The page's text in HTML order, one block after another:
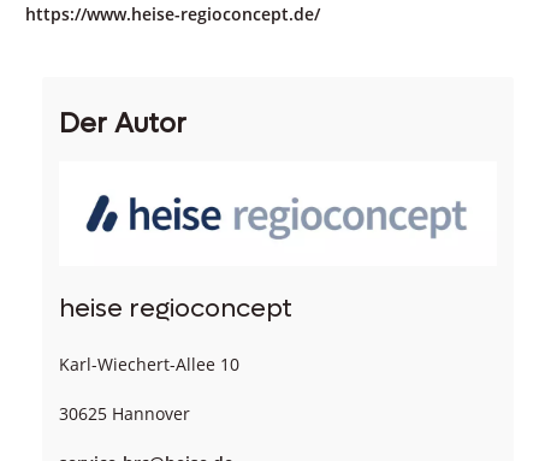
https://www.heise-regioconcept.de/
Der Autor
heise regioconcept
Karl-Wiechert-Allee 10
30625 Hannover